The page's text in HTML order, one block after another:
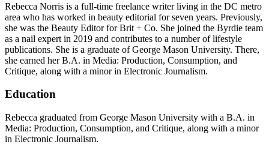
Rebecca Norris is a full-time freelance writer living in the DC metro
area who has worked in beauty editorial for seven years. Previously,
she was the Beauty Editor for Brit + Co. She joined the Byrdie team
as a nail expert in 2019 and contributes to a number of lifestyle
publications. She is a graduate of George Mason University. There,
she earned her B.A. in Media: Production, Consumption, and
Critique, along with a minor in Electronic Journalism.
Education
Rebecca graduated from George Mason University with a B.A. in
Media: Production, Consumption, and Critique, along with a minor
in Electronic Journalism.